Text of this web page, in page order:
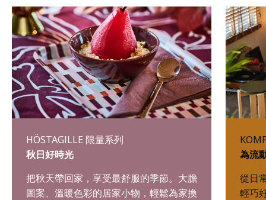
HÖSTAGILLE 限量系列
秋日好時光
把秋天帶回家，享受最舒服的季節。大膽
圖案、溫暖色彩的居家小物，輕鬆為家換
為流
從日
輕巧